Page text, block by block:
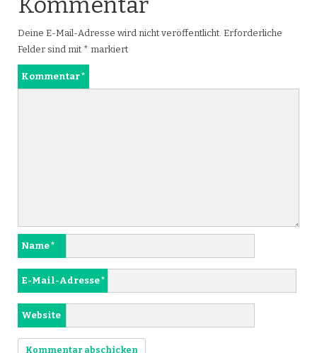
Deine E-Mail-Adresse wird nicht veröffentlicht. Erforderliche
Felder sind mit * markiert
Kommentar*
Name*
E-Mail-Adresse*
Website